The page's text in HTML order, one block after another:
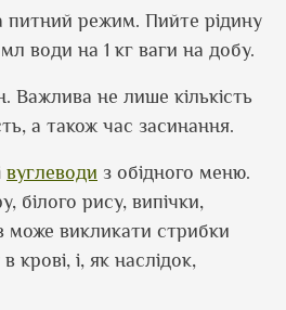
питний режим. Пийте рідину
води на 1 кг ваги на добу.
Важлива не лише кількість
а також час засинання.
вуглеводи з обідного меню.
білого рису, випічки,
може викликати стрибки
крові, і, як наслідок,